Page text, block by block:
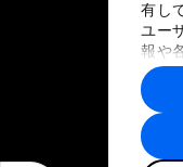
有し
ユー
報や
に収
トナ
す。
プライ